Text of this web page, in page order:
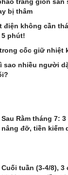
bị thâm
điện không cần
phút!
cốc giữ nhiệt
sao nhiều người
Sau Rằm tháng 7:
nâng đỡ, tiền kiếm
Cuối tuần (3-4/8),